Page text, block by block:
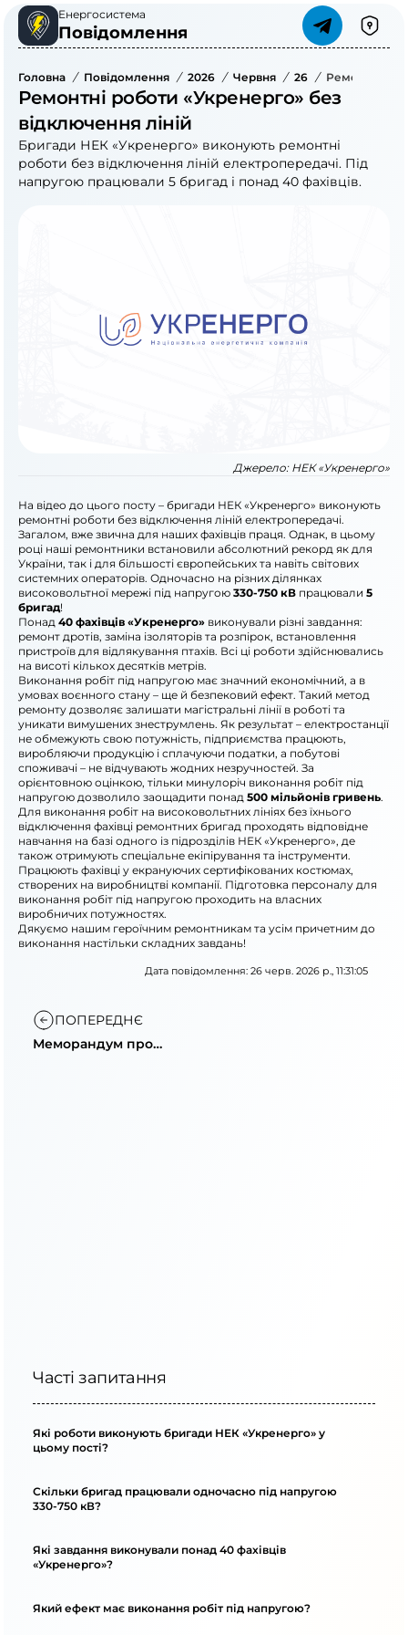
Енергосистема
Повідомлення
Головна / Повідомлення / 2026 / Червня / 26 / Ремонтні
Ремонтні роботи «Укренерго» без
відключення ліній
Бригади НЕК «Укренерго» виконують ремонтні
роботи без відключення ліній електропередачі. Під
напругою працювали 5 бригад і понад 40 фахівців.
Джерело: НЕК «Укренерго»
На відео до цього посту – бригади НЕК «Укренерго» виконують
ремонтні роботи без відключення ліній електропередачі.
Загалом, вже звична для наших фахівців праця. Однак, в цьому
році наші ремонтники встановили абсолютний рекорд як для
України, так і для більшості європейських та навіть світових
системних операторів. Одночасно на різних ділянках
високовольтної мережі під напругою 330-750 кВ працювали 5
бригад!
Понад 40 фахівців «Укренерго» виконували різні завдання:
ремонт дротів, заміна ізоляторів та розпірок, встановлення
пристроїв для відлякування птахів. Всі ці роботи здійснювались
на висоті кількох десятків метрів.
Виконання робіт під напругою має значний економічний, а в
умовах воєнного стану – ще й безпековий ефект. Такий метод
ремонту дозволяє залишати магістральні лінії в роботі та
уникати вимушених знеструмлень. Як результат – електростанції
не обмежують свою потужність, підприємства працюють,
виробляючи продукцію і сплачуючи податки, а побутові
споживачі – не відчувають жодних незручностей. За
орієнтовною оцінкою, тільки минулоріч виконання робіт під
напругою дозволило заощадити понад 500 мільйонів гривень.
Для виконання робіт на високовольтних лініях без їхнього
відключення фахівці ремонтних бригад проходять відповідне
навчання на базі одного із підрозділів НЕК «Укренерго», де
також отримують спеціальне екіпірування та інструменти.
Працюють фахівці у екрануючих сертифікованих костюмах,
створених на виробництві компанії. Підготовка персоналу для
виконання робіт під напругою проходить на власних
виробничих потужностях.
Дякуємо нашим героїчним ремонтникам та усім причетним до
виконання настільки складних завдань!
Дата повідомлення: 26 черв. 2026 р., 11:31:05
ПОПЕРЕДНЄ
Меморандум про
Часті запитання
Які роботи виконують бригади НЕК «Укренерго» у
цьому пості?
Скільки бригад працювали одночасно під напругою
330-750 кВ?
Які завдання виконували понад 40 фахівців
«Укренерго»?
Який ефект має виконання робіт під напругою?